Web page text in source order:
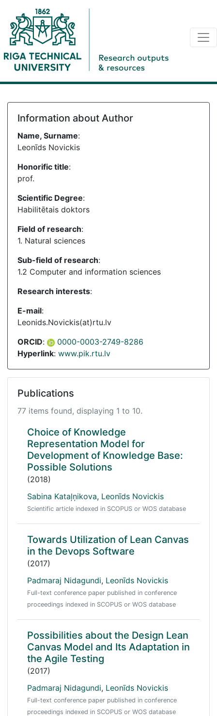
Information about Author
Name, Surname:
Leonīds Novickis
Honorific title:
prof.
Scientific Degree:
Habilitētais doktors
Field of research:
1. Natural sciences
Sub-field of research:
1.2 Computer and information sciences
Research interests:
E-mail:
Leonids.Novickis(at)rtu.lv
ORCID:
0000-0003-2749-8286
Hyperlink: www.pik.rtu.lv
Publications
77 items found, displaying 1 to 10.
Choice of Knowledge
Representation Model for
Development of Knowledge Base:
Possible Solutions
(2018)
Sabina Kataļņikova, Leonīds Novickis
Scientific article indexed in SCOPUS or WOS database
Towards Utilization of Lean Canvas
in the Devops Software
(2017)
Padmaraj Nidagundi, Leonīds Novickis
Full-text conference paper published in conference
proceedings indexed in SCOPUS or WOS database
Possibilities about the Design Lean
Canvas Model and Its Adaptation in
the Agile Testing
(2017)
Padmaraj Nidagundi, Leonīds Novickis
Full-text conference paper published in conference
proceedings indexed in SCOPUS or WOS database